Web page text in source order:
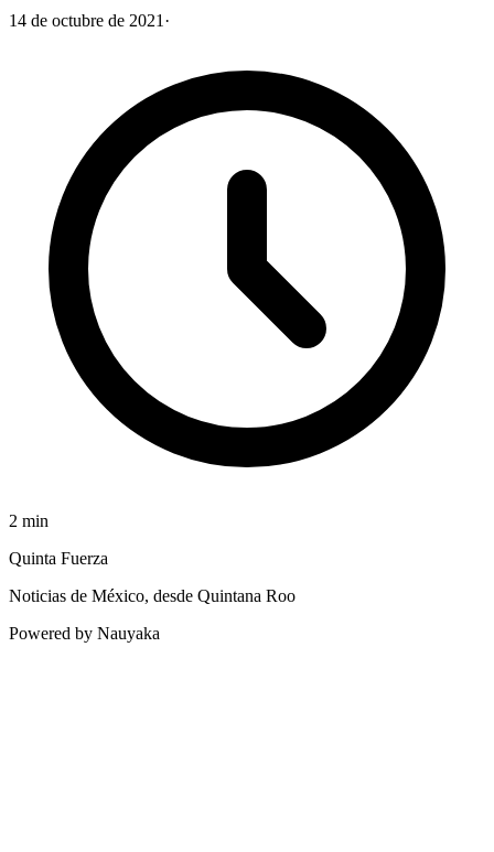
14 de octubre de 2021 ·
2 min
Quinta Fuerza
Noticias de México, desde Quintana Roo
Powered by Nauyaka